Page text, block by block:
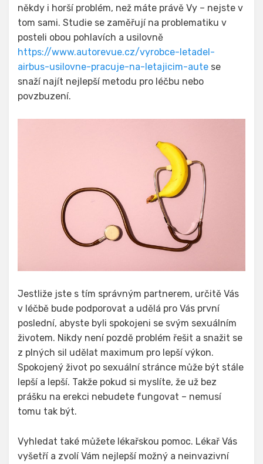
někdy i horší problém, než máte právě Vy – nejste v
tom sami. Studie se zaměřují na problematiku v
posteli obou pohlavích a usilovně
https://www.autorevue.cz/vyrobce-letadel-
airbus-usilovne-pracuje-na-letajicim-aute se
snaží najít nejlepší metodu pro léčbu nebo
povzbuzení.
Jestliže jste s tím správným partnerem, určitě Vás
v léčbě bude podporovat a udělá pro Vás první
poslední, abyste byli spokojeni se svým sexuálním
životem. Nikdy není pozdě problém řešit a snažit se
z plných sil udělat maximum pro lepší výkon.
Spokojený život po sexuální stránce může být stále
lepší a lepší. Takže pokud si myslíte, že už bez
prášku na erekci nebudete fungovat – nemusí
tomu tak být.
Vyhledat také můžete lékařskou pomoc. Lékař Vás
vyšetří a zvolí Vám nejlepší možný a neinvazivní